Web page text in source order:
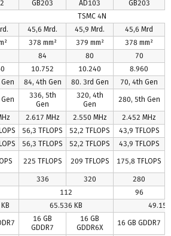
GB203 AD103
GB203
TSMC 4N
45,6 Mrd. 45,9 Mrd.
45,6 Mrd
378 mm² 379 mm²
378 mm²
84 80
70
10.752 10.240
8.960
84, 4th Gen 80. 3rd Gen 70, 4th Gen
336, 5th
Gen
320, 4th
Gen
280, 5th Gen
2.617 MHz 2.550 MHz
2.452 MHz
56,3 TFLOPS 52,2 TFLOPS 43,9 TFLOPS
56,3 TFLOPS 52,2 TFLOPS 43,9 TFLOPS
225 TFLOPS 209 TFLOPS 175,8 TFLOPS
336 320
280
112
96
65.536 KB
16 GB
GDDR7
16 GB
GDDR6X
16 GB GDDR7